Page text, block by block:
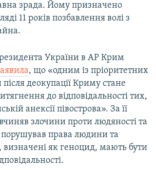
зрада. Йому призначено
11 років позбавлення волі з
України в АР Крим
, що «одним із пріоритетних
деокупації Криму стане
до відповідальності тих,
анексії півострова». За її
злочини проти людяності та
права людини та
як геноцид, мають бути